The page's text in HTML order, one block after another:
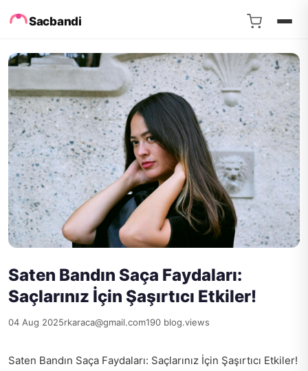
Sacbandi
Saten Bandın Saça Faydaları:
Saçlarınız İçin Şaşırtıcı Etkiler!
04 Aug 2025rkaraca@gmail.com190 blog.views
Saten Bandın Saça Faydaları: Saçlarınız İçin Şaşırtıcı Etkiler!